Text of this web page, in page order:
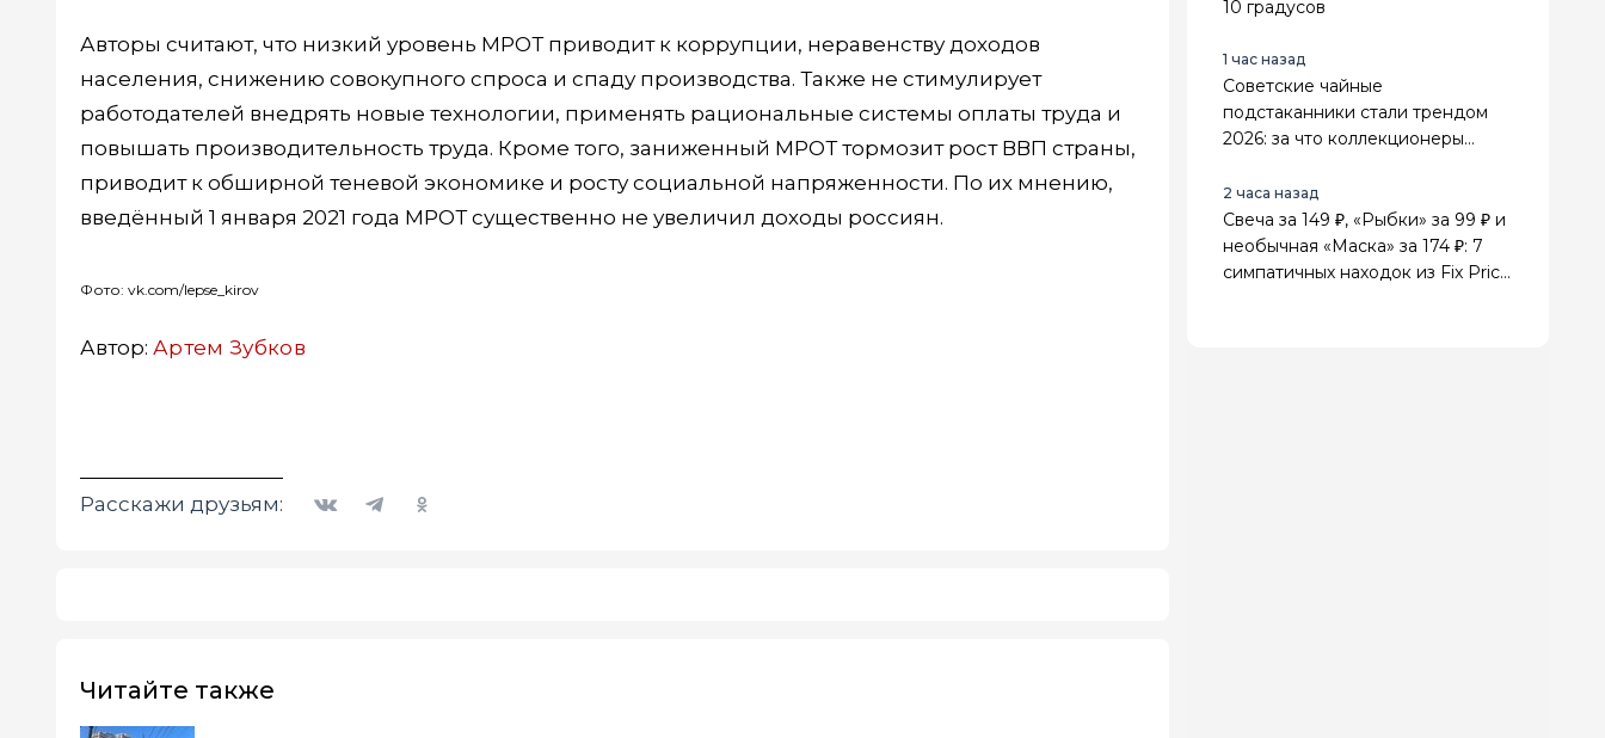
Авторы считают, что низкий уровень МРОТ приводит к коррупции, неравенству доходов
населения, снижению совокупного спроса и спаду производства. Также не стимулирует
работодателей внедрять новые технологии, применять рациональные системы оплаты труда и
повышать производительность труда. Кроме того, заниженный МРОТ тормозит рост ВВП страны,
приводит к обширной теневой экономике и росту социальной напряженности. По их мнению,
введённый 1 января 2021 года МРОТ существенно не увеличил доходы россиян.
Фото: vk.com/lepse_kirov
Автор: Артем Зубков
Расскажи друзьям:
Читайте также
10 градусов
1 час назад
Советские чайные
подстаканники стали трендом
2026: за что коллекционеры
2 часа назад
Свеча за 149 ₽, «Рыбки» за 99 ₽ и
необычная «Маска» за 174 ₽: 7
симпатичных находок из Fix Price